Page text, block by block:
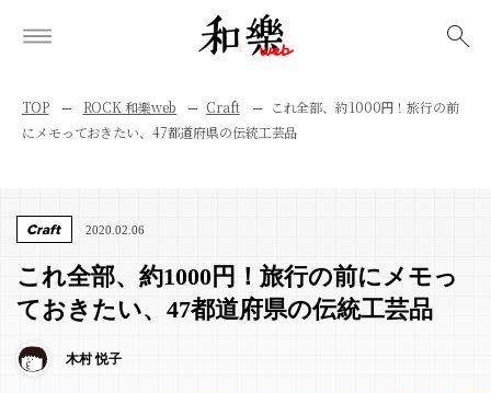
TOP ROCK 和樂web Craft
これ全部、約1000円！旅行の前
にメモっておきたい、47都道府県の伝統工芸品
Craft 2020.02.06
これ全部、約1000円！旅行の前にメモっ
ておきたい、47都道府県の伝統工芸品
木村 悦子